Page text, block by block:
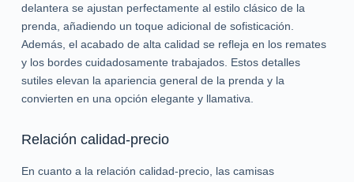
delantera se ajustan perfectamente al estilo clásico de la
prenda, añadiendo un toque adicional de sofisticación.
Además, el acabado de alta calidad se refleja en los remates
y los bordes cuidadosamente trabajados. Estos detalles
sutiles elevan la apariencia general de la prenda y la
convierten en una opción elegante y llamativa.
Relación calidad-precio
En cuanto a la relación calidad-precio, las camisas